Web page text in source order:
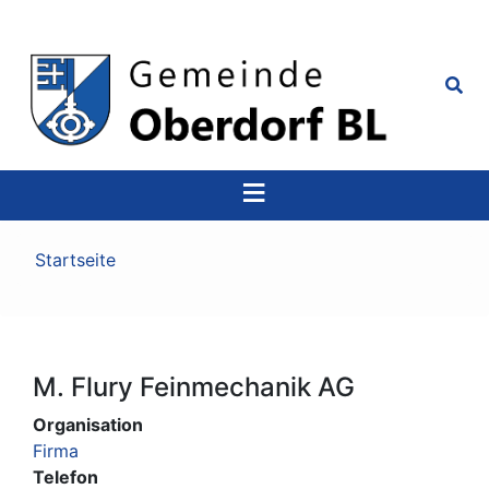
Pfadnavigation
Startseite
M. Flury Feinmechanik AG
Organisation
Firma
Telefon